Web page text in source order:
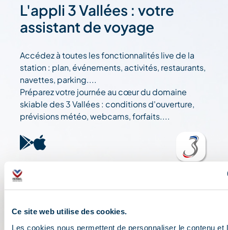
Ce site web utilise des cookies.
Les cookies nous permettent de personnaliser le contenu et
L'appli 3 Vallées : votre
assistant de voyage
Accédez à toutes les fonctionnalités live de la
station : plan, événements, activités, restaurants,
navettes, parking....
Préparez votre journée au cœur du domaine
skiable des 3 Vallées : conditions d'ouverture,
prévisions météo, webcams, forfaits....